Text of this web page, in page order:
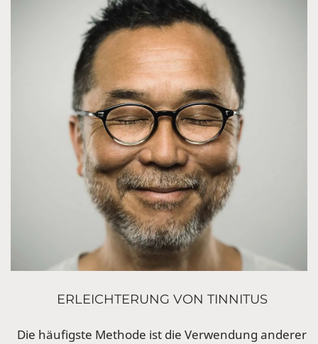
ERLEICHTERUNG VON TINNITUS
Die häufigste Methode ist die Verwendung anderer